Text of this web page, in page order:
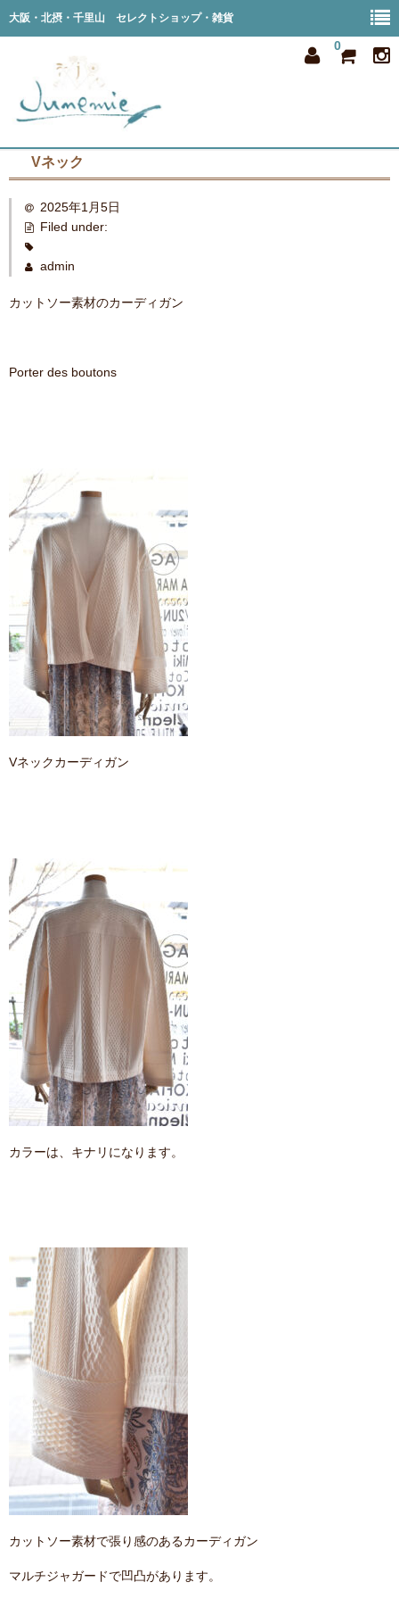
大阪・北摂・千里山 セレクトショップ・雑貨
0
home
all item
member
Vネック
2025年1月5日
Filed under:
admin
カットソー素材のカーディガン
Porter des boutons
Vネックカーディガン
カラーは、キナリになります。
カットソー素材で張り感のあるカーディガン
マルチジャガードで凹凸があります。